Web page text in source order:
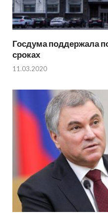
Госдума поддержала
сроках
11.03.2020